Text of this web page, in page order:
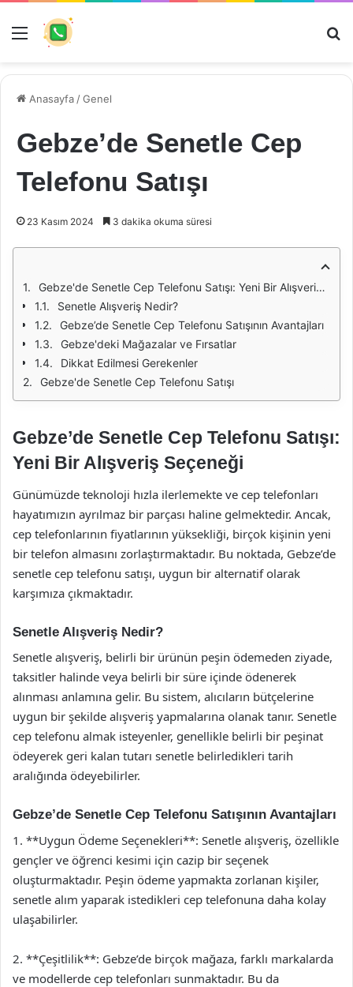
Menü
Anasayfa /Genel
Gebze’de Senetle Cep
Telefonu Satışı
23 Kasım 2024 3 dakika okuma süresi
Gebze'de Senetle Cep Telefonu Satışı: Yeni Bir Alışveriş Seçeneği
Senetle Alışveriş Nedir?
Gebze’de Senetle Cep Telefonu Satışının Avantajları
Gebze'deki Mağazalar ve Fırsatlar
Dikkat Edilmesi Gerekenler
Gebze'de Senetle Cep Telefonu Satışı
Gebze’de Senetle Cep Telefonu Satışı:
Yeni Bir Alışveriş Seçeneği
Günümüzde teknoloji hızla ilerlemekte ve cep telefonları
hayatımızın ayrılmaz bir parçası haline gelmektedir. Ancak,
cep telefonlarının fiyatlarının yüksekliği, birçok kişinin yeni
bir telefon almasını zorlaştırmaktadır. Bu noktada, Gebze’de
senetle cep telefonu satışı, uygun bir alternatif olarak
karşımıza çıkmaktadır.
Senetle Alışveriş Nedir?
Senetle alışveriş, belirli bir ürünün peşin ödemeden ziyade,
taksitler halinde veya belirli bir süre içinde ödenerek
alınması anlamına gelir. Bu sistem, alıcıların bütçelerine
uygun bir şekilde alışveriş yapmalarına olanak tanır. Senetle
cep telefonu almak isteyenler, genellikle belirli bir peşinat
ödeyerek geri kalan tutarı senetle belirledikleri tarih
aralığında ödeyebilirler.
Gebze’de Senetle Cep Telefonu Satışının Avantajları
1. **Uygun Ödeme Seçenekleri**: Senetle alışveriş, özellikle
gençler ve öğrenci kesimi için cazip bir seçenek
oluşturmaktadır. Peşin ödeme yapmakta zorlanan kişiler,
senetle alım yaparak istedikleri cep telefonuna daha kolay
ulaşabilirler.
2. **Çeşitlilik**: Gebze’de birçok mağaza, farklı markalarda
ve modellerde cep telefonları sunmaktadır. Bu da